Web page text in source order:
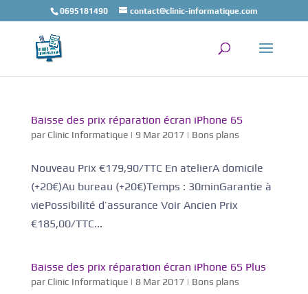
0695181490 contact@clinic-informatique.com
Baisse des prix réparation écran iPhone 6S
par Clinic Informatique| 9 Mar 2017| Bons plans
Nouveau Prix €179,90/TTC En atelierA domicile
(+20€)Au bureau (+20€)Temps : 30minGarantie à
viePossibilité d’assurance Voir Ancien Prix
€185,00/TTC...
Baisse des prix réparation écran iPhone 6S Plus
par Clinic Informatique| 8 Mar 2017| Bons plans